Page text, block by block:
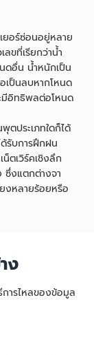
ยอร์ซ่อนอยู่หลาย
ขที่เรียกว่าน้ำ
ดอื่น น้ำหนักเป็น
เป็นลบหากโหนด
มีอิทธิพลต่อโหนด
ตประเภทใดก็ได้
รับการฝึกฝน
ตเวิร์คเชิงลึก
ซึ่งแตกต่างจา
งหลายร้อยหรือ
ง
การไหลของข้อมูล